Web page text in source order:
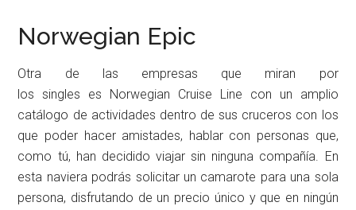
Norwegian Epic
Otra de las empresas que miran por
los singles es Norwegian Cruise Line con un amplio
catálogo de actividades dentro de sus cruceros con los
que poder hacer amistades, hablar con personas que,
como tú, han decidido viajar sin ninguna compañía. En
esta naviera podrás solicitar un camarote para una sola
persona, disfrutando de un precio único y que en ningún